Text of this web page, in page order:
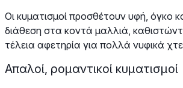
Οι κυματισμοί προσθέτουν υφή, όγκο
διάθεση στα κοντά μαλλιά,
τέλεια αφετηρία για πολλά νυφικά
Απαλοί, ρομαντικοί κυματισμοί